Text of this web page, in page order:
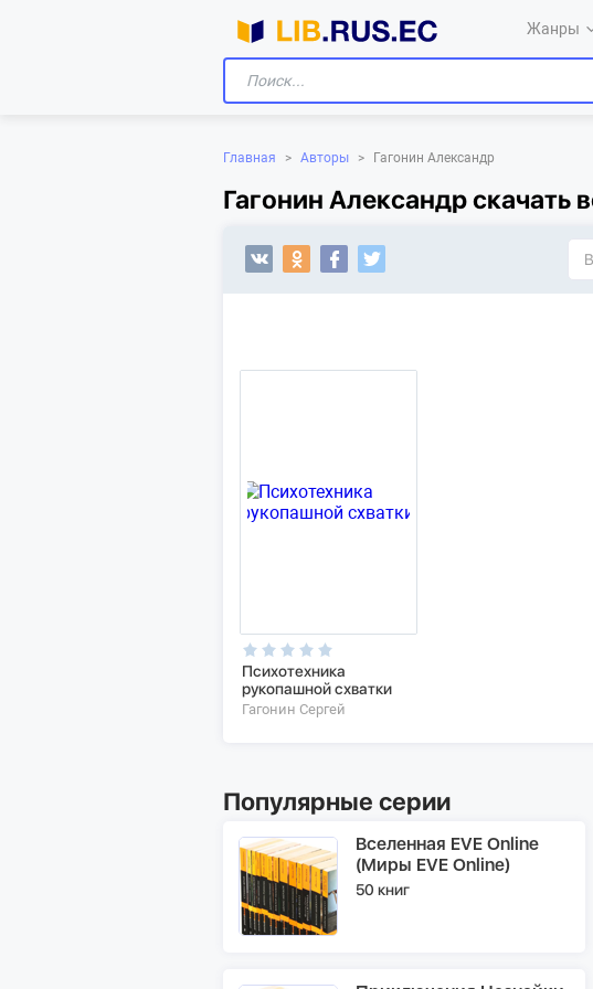
Жанры
Главная > Авторы > Гагонин Александр
Гагонин Александр скачать
Психотехника
рукопашной схватки
Гагонин Сергей
Популярные серии
Вселенная EVE Online
(Миры EVE Online)
50 книг